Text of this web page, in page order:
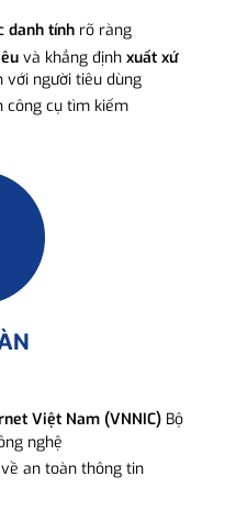
danh tính rõ ràng
và khẳng định xuất xứ
người tiêu dùng
công cụ tìm kiếm
Việt Nam (VNNIC) Bộ
nghệ
về an toàn thông tin